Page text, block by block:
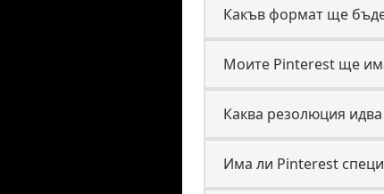
Какъв формат ще
Моите Pinterest ще
Каква резолюция
Има ли Pinterest